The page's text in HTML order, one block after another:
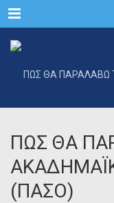
Menu
ΠΩΣ ΘΑ
(ΠΑΣΟ)